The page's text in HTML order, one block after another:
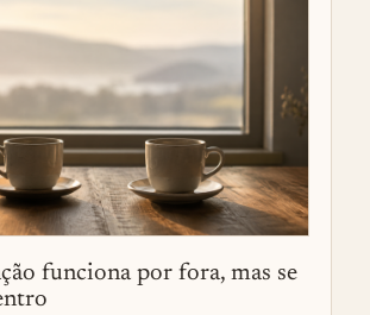
funciona por fora, mas se